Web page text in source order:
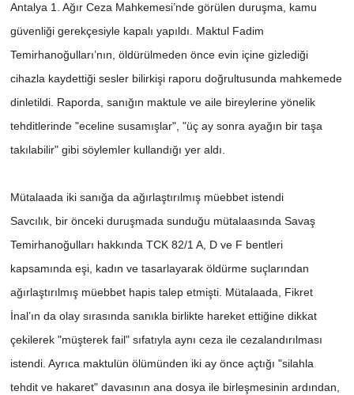
Antalya 1. Ağır Ceza Mahkemesi’nde görülen duruşma, kamu
güvenliği gerekçesiyle kapalı yapıldı. Maktul Fadim
Temirhanoğulları’nın, öldürülmeden önce evin içine gizlediği
cihazla kaydettiği sesler bilirkişi raporu doğrultusunda mahkemede
dinletildi. Raporda, sanığın maktule ve aile bireylerine yönelik
tehditlerinde "eceline susamışlar", "üç ay sonra ayağın bir taşa
takılabilir" gibi söylemler kullandığı yer aldı.
Mütalaada iki sanığa da ağırlaştırılmış müebbet istendi
Savcılık, bir önceki duruşmada sunduğu mütalaasında Savaş
Temirhanoğulları hakkında TCK 82/1 A, D ve F bentleri
kapsamında eşi, kadın ve tasarlayarak öldürme suçlarından
ağırlaştırılmış müebbet hapis talep etmişti. Mütalaada, Fikret
İnal’ın da olay sırasında sanıkla birlikte hareket ettiğine dikkat
çekilerek "müşterek fail" sıfatıyla aynı ceza ile cezalandırılması
istendi. Ayrıca maktulün ölümünden iki ay önce açtığı "silahla
tehdit ve hakaret" davasının ana dosya ile birleşmesinin ardından,